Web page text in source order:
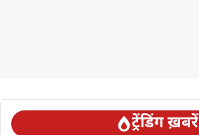
ट्रेंडिंग ख़बरें